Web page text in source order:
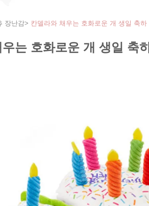
장난감> 칸델라와 채우는 호화로운 개 생일 축
는 호화로운 개 생일 축